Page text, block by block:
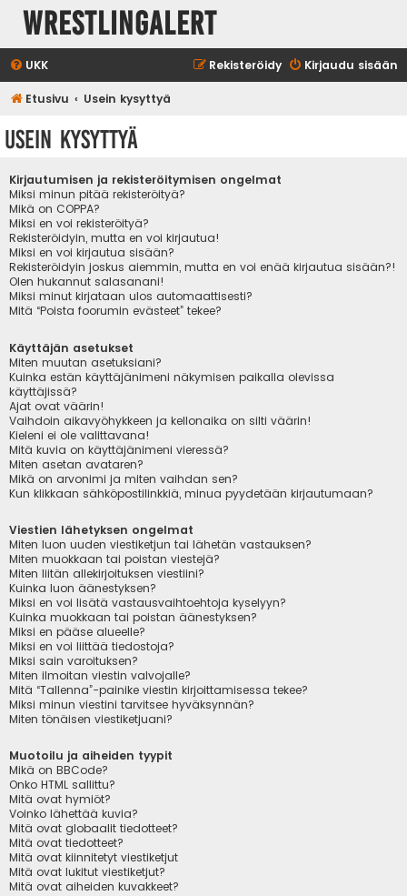
WrestlingAlert
UKK Kirjaudu sisään
Rekisteröidy
Etusivu Usein kysyttyä
Usein kysyttyä
Kirjautumisen ja rekisteröitymisen ongelmat
Miksi minun pitää rekisteröityä?
Mikä on COPPA?
Miksi en voi rekisteröityä?
Rekisteröidyin, mutta en voi kirjautua!
Miksi en voi kirjautua sisään?
Rekisteröidyin joskus aiemmin, mutta en voi enää kirjautua sisään?!
Olen hukannut salasanani!
Miksi minut kirjataan ulos automaattisesti?
Mitä “Poista foorumin evästeet” tekee?
Käyttäjän asetukset
Miten muutan asetuksiani?
Kuinka estän käyttäjänimeni näkymisen paikalla olevissa
käyttäjissä?
Ajat ovat väärin!
Vaihdoin aikavyöhykkeen ja kellonaika on silti väärin!
Kieleni ei ole valittavana!
Mitä kuvia on käyttäjänimeni vieressä?
Miten asetan avataren?
Mikä on arvonimi ja miten vaihdan sen?
Kun klikkaan sähköpostilinkkiä, minua pyydetään kirjautumaan?
Viestien lähetyksen ongelmat
Miten luon uuden viestiketjun tai lähetän vastauksen?
Miten muokkaan tai poistan viestejä?
Miten liitän allekirjoituksen viestiini?
Kuinka luon äänestyksen?
Miksi en voi lisätä vastausvaihtoehtoja kyselyyn?
Kuinka muokkaan tai poistan äänestyksen?
Miksi en pääse alueelle?
Miksi en voi liittää tiedostoja?
Miksi sain varoituksen?
Miten ilmoitan viestin valvojalle?
Mitä “Tallenna”-painike viestin kirjoittamisessa tekee?
Miksi minun viestini tarvitsee hyväksynnän?
Miten tönäisen viestiketjuani?
Muotoilu ja aiheiden tyypit
Mikä on BBCode?
Onko HTML sallittu?
Mitä ovat hymiöt?
Voinko lähettää kuvia?
Mitä ovat globaalit tiedotteet?
Mitä ovat tiedotteet?
Mitä ovat kiinnitetyt viestiketjut
Mitä ovat lukitut viestiketjut?
Mitä ovat aiheiden kuvakkeet?